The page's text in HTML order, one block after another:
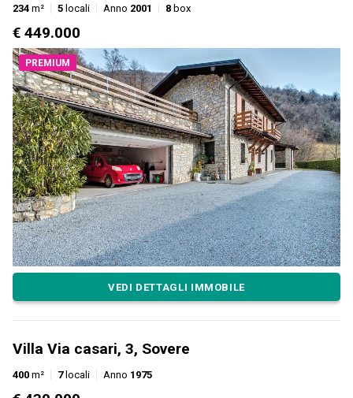
234 m² 5 locali Anno 2001 8 box
€ 449.000
PREMIUM
VEDI DETTAGLI IMMOBILE
Villa Via casari, 3, Sovere
400 m² 7locali Anno 1975